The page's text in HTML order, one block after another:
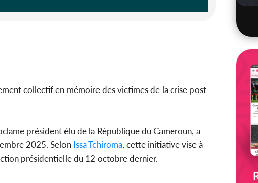
collectif en mémoire des victimes de la crise post-
président élu de la République du Cameroun, a
2025. Selon Issa Tchiroma, cette initiative vise à
présidentielle du 12 octobre dernier.